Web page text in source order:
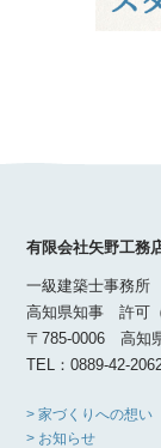
有限会社矢野工務
一級建築士事務
高知県知事 許可
〒785-0006 高知
TEL：0889-42-
> 家づくりへの想い
> お知らせ